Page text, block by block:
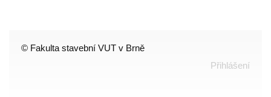
© Fakulta stavební VUT v Brně
Přihlášení